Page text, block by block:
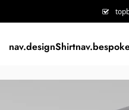
nav.designShirt